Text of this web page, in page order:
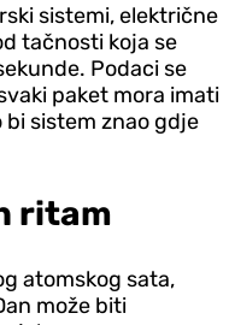
sistemi, električne
tačnosti koja se
Podaci se
paket mora imati
sistem znao gdje
ritam
atomskog sata,
može biti